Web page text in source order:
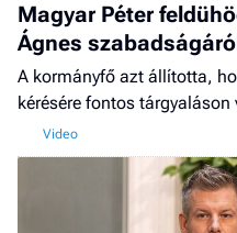
Magyar Péter
Ágnes
A kormányfő azt állította,
kérésére fontos tárgyaláson